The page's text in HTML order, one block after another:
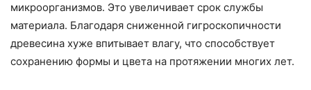
микроорганизмов. Это увеличивает срок службы
материала. Благодаря сниженной гигроскопичности
древесина хуже впитывает влагу, что способствует
сохранению формы и цвета на протяжении многих лет.